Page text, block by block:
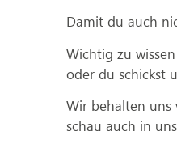
Damit du auch
Wichtig zu
oder du schickst
Wir behalten uns
schau auch in